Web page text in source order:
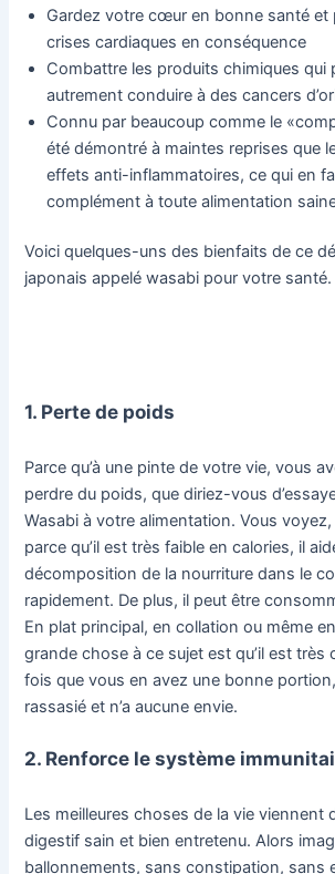
Gardez votre cœur en bonne santé et
crises cardiaques en conséquence
Combattre les produits chimiques qui
autrement conduire à des cancers
Connu par beaucoup comme le
été démontré à maintes reprises que
effets anti-inflammatoires, ce qui en
complément à toute alimentation
Voici quelques-uns des bienfaits de ce
japonais appelé wasabi pour votre santé.
1. Perte de poids
Parce qu’à une pinte de votre vie, vous
perdre du poids, que diriez-vous
Wasabi à votre alimentation. Vous voyez,
parce qu’il est très faible en calories, il
décomposition de la nourriture dans le
rapidement. De plus, il peut être
En plat principal, en collation ou même
grande chose à ce sujet est qu’il est très
fois que vous en avez une bonne
rassasié et n’a aucune envie.
2. Renforce le système
Les meilleures choses de la vie viennent
digestif sain et bien entretenu. Alors
ballonnements, sans constipation, sans